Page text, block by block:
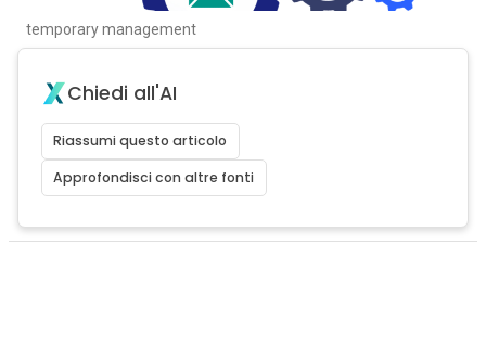
temporary management
Chiedi all'AI
Riassumi questo articolo
Approfondisci con altre fonti